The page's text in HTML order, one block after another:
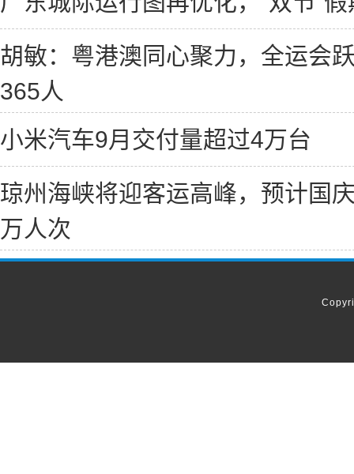
胡敏：粤港澳同心聚力，全运会
365人
小米汽车9月交付量超过4万台
琼州海峡将迎客运高峰，预计国
万人次